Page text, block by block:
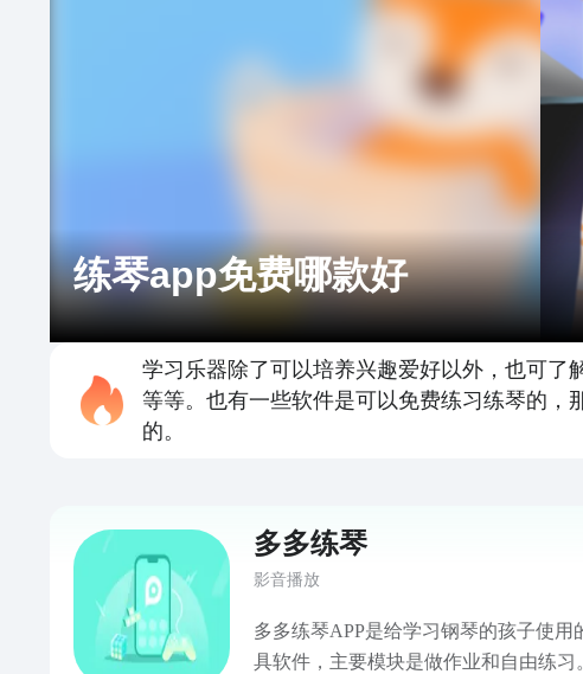
练琴app免费哪款好
学习乐器除了可以培养兴趣爱好以外，也可了
等等。也有一些软件是可以免费练习练琴的，
的。
多多练琴
影音播放
多多练琴APP是给学习钢琴的孩子使用
具软件，主要模块是做作业和自由练习